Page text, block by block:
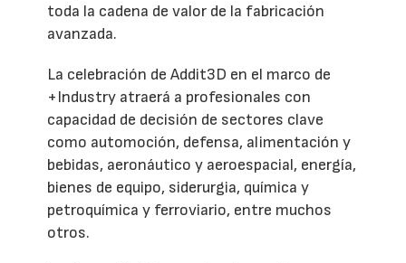
toda la cadena de valor de la fabricación
avanzada.
La celebración de Addit3D en el marco de
+Industry atraerá a profesionales con
capacidad de decisión de sectores clave
como automoción, defensa, alimentación y
bebidas, aeronáutico y aeroespacial, energía,
bienes de equipo, siderurgia, química y
petroquímica y ferroviario, entre muchos
otros.